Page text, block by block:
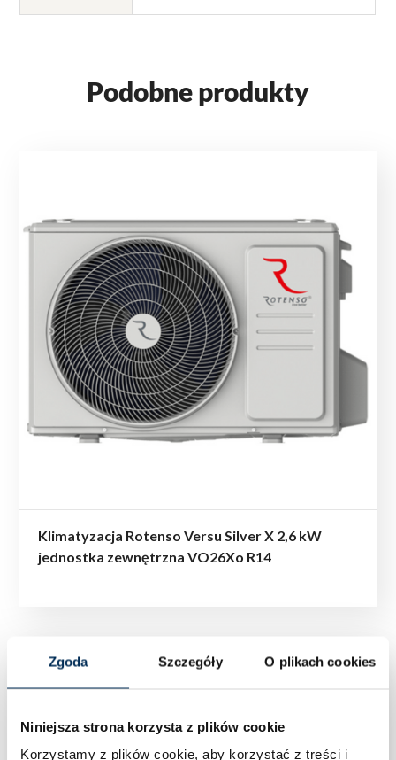
Zgoda Szczegóły O plikach cookies
Niniejsza strona korzysta z plików cookie
Korzystamy z plików cookie, aby korzystać z treści i
Podobne produkty
Klimatyzacja Rotenso Versu Silver X 2,6 kW
jednostka zewnętrzna VO26Xo R14